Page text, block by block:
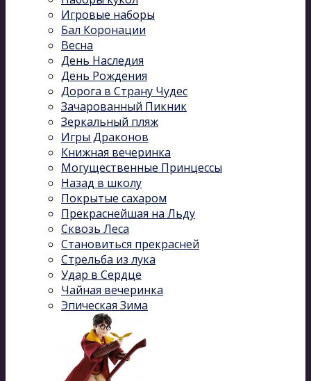
Игровые наборы
Бал Коронации
Весна
День Наследия
День Рождения
Дорога в Страну Чудес
Зачарованный Пикник
Зеркальный пляж
Игры Драконов
Книжная вечеринка
Могущественные Принцессы
Назад в школу
Покрытые сахаром
Прекраснейшая на Льду
Сквозь Леса
Становиться прекрасней
Стрельба из лука
Удар в Сердце
Чайная вечеринка
Эпическая Зима